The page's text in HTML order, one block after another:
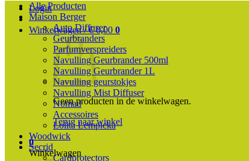
Login
Winkelwagen /€0,00 0
Geen producten in de winkelwagen.
Terug naar winkel
0
Winkelwagen
Alle Producten
Maison Berger
Auto Diffuser
Geurbranders
Parfumverspreiders
Navulling Geurbrander 500ml
Navulling Geurbrander 1L
Navulling geurstokjes
Navulling Mist Diffuser
Nomad
Accessoires
Lolita Lempicka
Woodwick
Secrid
Cardprotectors